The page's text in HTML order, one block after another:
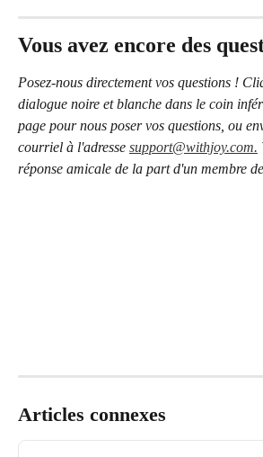
Vous avez encore des
Posez-nous directement vos questions !
dialogue noire et blanche dans le coin
page pour nous poser vos questions, ou
courriel à l'adresse support@withjoy.com.
réponse amicale de la part d'un membre
Articles connexes